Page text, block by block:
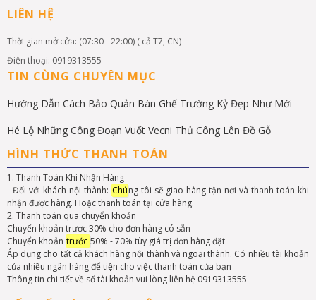
LIÊN HỆ
Thời gian mở cửa: (07:30 - 22:00) ( cả T7, CN)
Điện thoại: 0919313555
TIN CÙNG CHUYÊN MỤC
Hướng Dẫn Cách Bảo Quản Bàn Ghế Trường Kỷ Đẹp Như Mới
Hé Lộ Những Công Đoạn Vuốt Vecni Thủ Công Lên Đồ Gỗ
HÌNH THỨC THANH TOÁN
1. Thanh Toán Khi Nhận Hàng
- Đối với khách nội thành: Chúng tôi sẽ giao hàng tận nơi và thanh toán khi
nhận được hàng. Hoặc thanh toán tại cửa hàng.
2. Thanh toán qua chuyển khoản
Chuyển khoản trươc 30% cho đơn hàng có sẵn
Chuyển khoản trước 50% - 70% tùy giá trị đơn hàng đặt
Áp dụng cho tất cả khách hàng nội thành và ngoại thành. Có nhiều tài khoản
của nhiều ngân hàng để tiện cho việc thanh toán của bạn
Thông tin chi tiết về số tài khoản vui lòng liên hệ 0919313555